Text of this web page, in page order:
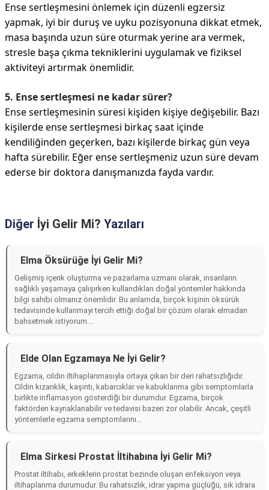
Ense sertleşmesini önlemek için düzenli egzersiz
yapmak, iyi bir duruş ve uyku pozisyonuna dikkat etmek,
masa başında uzun süre oturmak yerine ara vermek,
stresle başa çıkma tekniklerini uygulamak ve fiziksel
aktiviteyi artırmak önemlidir.
5. Ense sertleşmesi ne kadar sürer?
Ense sertleşmesinin süresi kişiden kişiye değişebilir. Bazı
kişilerde ense sertleşmesi birkaç saat içinde
kendiliğinden geçerken, bazı kişilerde birkaç gün veya
hafta sürebilir. Eğer ense sertleşmeniz uzun süre devam
ederse bir doktora danışmanızda fayda vardır.
Diğer İyi Gelir Mi? Yazıları
Elma Öksürüğe İyi Gelir Mi?
Gelişmiş içerik oluşturma ve pazarlama uzmanı olarak, insanların
sağlıklı yaşamaya çalışırken kullandıkları doğal yöntemler hakkında
bilgi sahibi olmanız önemlidir. Bu anlamda, birçok kişinin öksürük
tedavisinde kullanmayı tercih ettiği doğal bir çözüm olarak elmadan
bahsetmek istiyorum....
Elde Olan Egzamaya Ne İyi Gelir?
Egzama, cildin iltihaplanmasıyla ortaya çıkan bir deri rahatsızlığıdır.
Cildin kızarıklık, kaşıntı, kabarcıklar ve kabuklanma gibi semptomlarla
birlikte inflamasyon gösterdiği bir durumdur. Egzama, birçok
faktörden kaynaklanabilir ve tedavisi bazen zor olabilir. Ancak, çeşitli
yöntemlerle egzama semptomlarını...
Elma Sirkesi Prostat İltihabına İyi Gelir Mi?
Prostat iltihabı, erkeklerin prostat bezinde oluşan enfeksiyon veya
iltihaplanma durumudur. Bu rahatsızlık, idrar yapma güçlüğü, sık idrara